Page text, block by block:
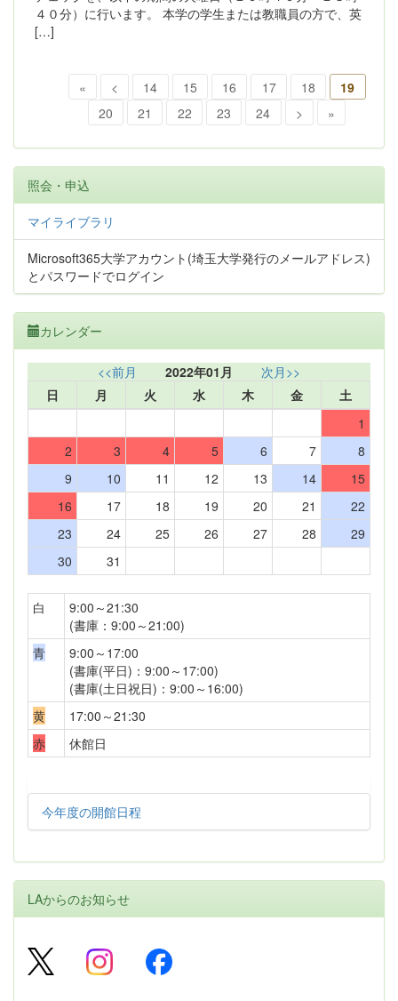
４０分）に行います。 本学の学生または教職員の方で、英
[…]
« < 14 15 16 17 18
19
20
21 22 23 24 > »
照会・申込
マイライブラリ
Microsoft365大学アカウント(埼玉大学発行のメールアドレス)
とパスワードでログイン
カレンダー
<<前月 2022年01月
次月>>
日
月 火 水 木 金
土
1
2
3 4 5 6 7
8
9
10 11 12 13 14
15
16
17 18 19 20 21
22
23
24 25 26 27 28
29
30
31
白
9:00～21:30
(書庫：9:00～21:00)
青
9:00～17:00
(書庫(平日)：9:00～17:00)
(書庫(土日祝日)：9:00～16:00)
黄
17:00～21:30
赤
休館日
今年度の開館日程
LAからのお知らせ